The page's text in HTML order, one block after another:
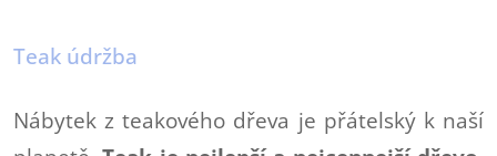
Teak údržba
Nábytek z teakového dřeva je přátelský k naší